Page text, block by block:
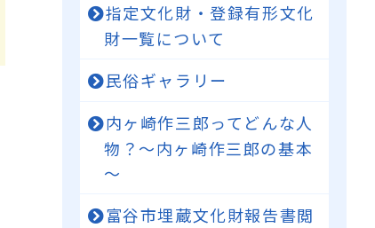
指定文化財・登録有形文化
財一覧について
民俗ギャラリー
内ヶ崎作三郎ってどんな人
物？～内ヶ崎作三郎の基本
～
富谷市埋蔵文化財報告書閲